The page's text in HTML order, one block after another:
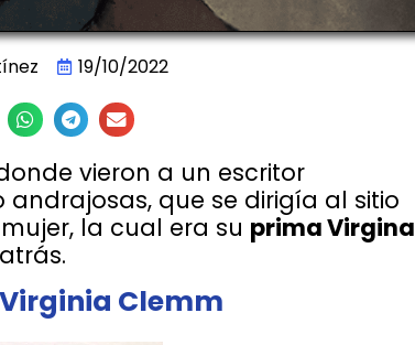
19/10/2022
vieron a un escritor
que se dirigía al sitio
la cual era su prima Virgina
Clemm